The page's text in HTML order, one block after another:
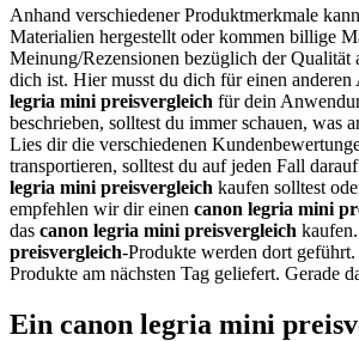
Anhand verschiedener Produktmerkmale
Materialien hergestellt oder kommen billige
Meinung/Rezensionen bezüglich der Qualität
dich ist. Hier musst du dich für einen
legria mini preisvergleich für dein
beschrieben, solltest du immer schauen, was
Lies dir die verschiedenen
transportieren, solltest du auf jeden Fall
legria mini preisvergleich kaufen solltest
empfehlen wir dir einen canon legria mini
das canon legria mini preisvergleich
preisvergleich-Produkte werden dort
Produkte am nächsten Tag geliefert. Gerade
Ein canon legria mini